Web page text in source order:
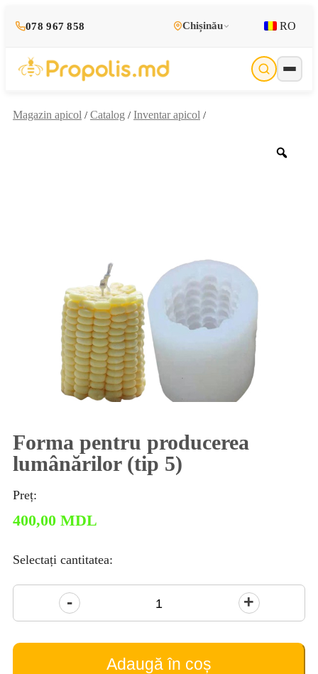
078 967 858 Chișinău RO
Magazin apicol / Catalog / Inventar apicol /
Forma pentru producerea
lumânărilor (tip 5)
Preț:
400,00 MDL
Selectați cantitatea:
Cantitate
Forma
pentru
Adaugă în coș